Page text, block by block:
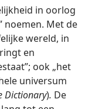
in oorlog
noemen. Met de
wereld, in
en
ook „het
universum
Dictionary). De